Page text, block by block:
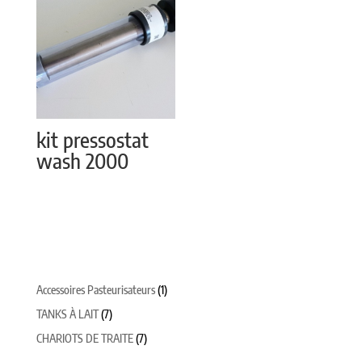
kit pressostat
wash 2000
Accessoires Pasteurisateurs 11
TANKS À LAIT 77
produits
CHARIOTS DE TRAITE 77